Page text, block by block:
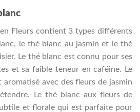
Fleurs contient 3 types différents
le thé blanc au jasmin et le thé
Le thé blanc est connu pour ses
et sa faible teneur en caféine. Le
avec des fleurs de jasmin
Le thé blanc aux fleurs de
et florale qui est parfaite pour